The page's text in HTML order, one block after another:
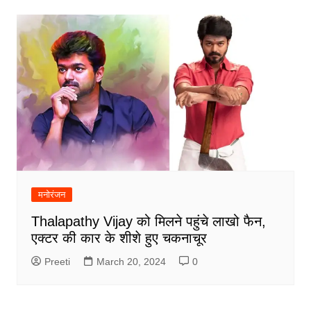
मनोरंजन
Thalapathy Vijay को मिलने पहुंचे लाखो फैन,
एक्टर की कार के शीशे हुए चकनाचूर
Preeti March 20, 2024 0